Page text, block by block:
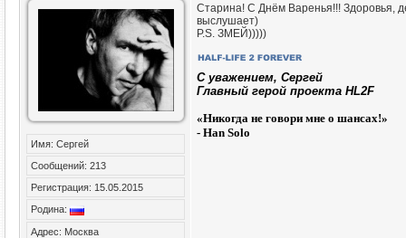
Имя: Сергей
Сообщений: 213
Регистрация: 15.05.2015
Родина:
Адрес: Москва
Старина! С Днём Варенья!!! Здоровья,
выслушает)
P.S. ЗМЕЙ)))))
C уважением, Сергей
Главный герой проекта HL2F
«Никогда не говори мне о шансах!»
- Han Solo